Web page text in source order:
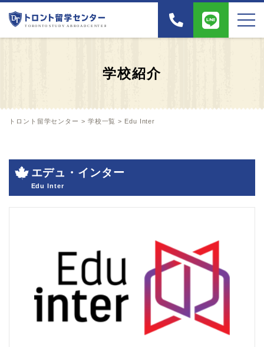
学校紹介
トロント留学センター > 学校一覧 > Edu Inter
エデュ・インター
Edu Inter